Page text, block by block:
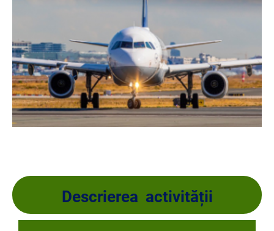
Descrierea activității